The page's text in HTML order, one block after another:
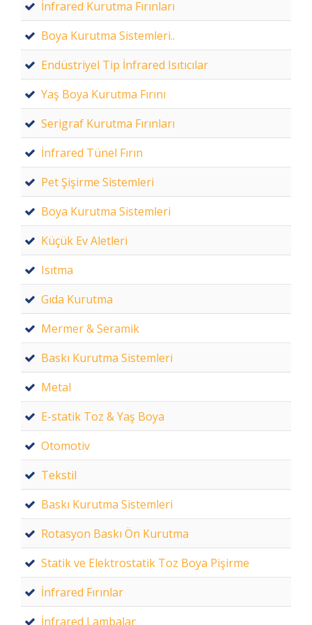
İnfrared Kurutma Fırınları
Boya Kurutma Sistemleri..
Endüstriyel Tip İnfrared Isıtıcılar
Yaş Boya Kurutma Fırını
Serigraf Kurutma Fırınları
İnfrared Tünel Fırın
Pet Şişirme Sistemleri
Boya Kurutma Sistemleri
Küçük Ev Aletleri
Isıtma
Gıda Kurutma
Mermer & Seramik
Baskı Kurutma Sistemleri
Metal
E-statik Toz & Yaş Boya
Otomotiv
Tekstil
Baskı Kurutma Sistemleri
Rotasyon Baskı Ön Kurutma
Statik ve Elektrostatik Toz Boya Pişirme
İnfrared Fırınlar
İnfrared Lambalar